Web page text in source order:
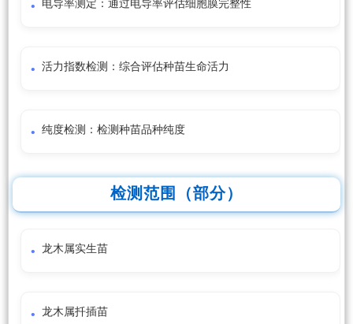
电导率测定：通过电导率评估细胞膜完整性
活力指数检测：综合评估种苗生命活力
纯度检测：检测种苗品种纯度
检测范围（部分）
龙木属实生苗
龙木属扦插苗